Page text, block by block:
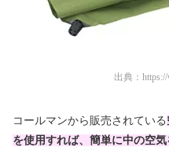
出典：
コールマンから販売されている
を使用すれば、簡単に中の空気